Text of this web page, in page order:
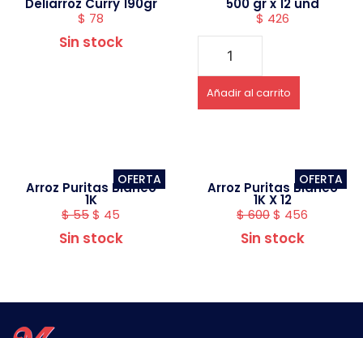
$ 78
Sin stock
$ 426
Añadir al carrito
OFERTA
Arroz Puritas Blanco
1K
$55$ 45
Sin stock
OFERTA
Arroz Puritas Blanco
1K X 12
$600$ 456
Sin stock